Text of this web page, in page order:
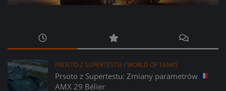
PROSTO Z SUPERTESTU /WORLD OF TANKS
Prsoto z Supertestu: Zmiany parametrów
AMX 29 Bélier